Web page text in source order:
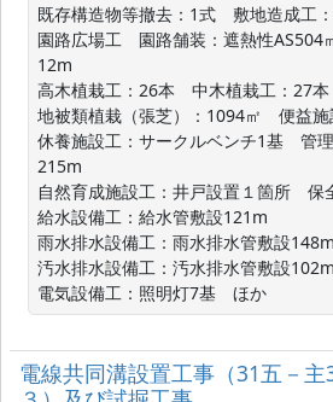
既存構造物等撤去：1式　敷地造成工
園路広場工　園路舗装：遮熱性AS504
12m
高木植栽工：26本　中木植栽工：27
地被類植栽（張芝）：1094㎡　便益
休養施設工：サークルベンチ1基　管
215m
自然育成施設工：井戸設置１箇所　保
給水設備工：給水管敷設121m
雨水排水設備工：雨水排水管敷設
汚水排水設備工：汚水排水管敷設102m
電気設備工：照明灯7基　ほか
電線共同溝設置工事（31五－